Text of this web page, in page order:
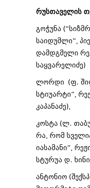
რუსთაველის
გოჭუნა
საიდუმლი”,
დამდგმელი
საყვარელიძე)
ლორდი (ფ.
სტიუარტი”,
კაპანაძე),
კოსტა (ლ.
რა, რომ
იასამანი”,
სტურუა დ.
ანტონიო